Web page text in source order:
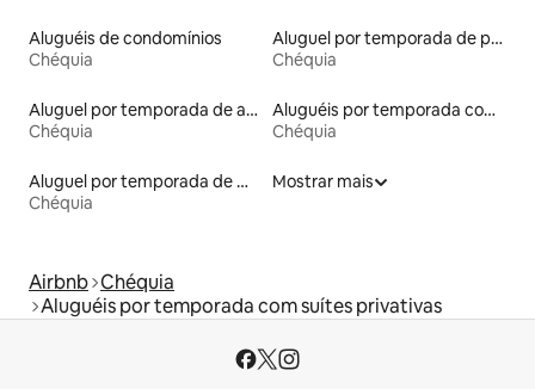
Aluguéis de condomínios
Chéquia
Aluguel por temporada de pensões coreanas
Chéquia
Aluguel por temporada de apart-hotéis
Chéquia
Aluguéis por temporada com cama de altura acessível
Chéquia
Aluguel por temporada de microcasas
Chéquia
Mostrar mais
Airbnb Chéquia
Aluguéis por temporada com suítes privativas